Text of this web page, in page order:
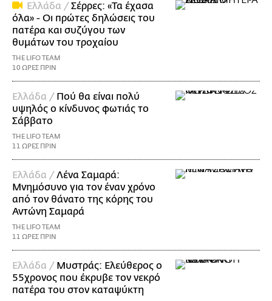
Ελλάδα / Σέρρες: «Τα έχασα
όλα» - Οι πρώτες δηλώσεις του
πατέρα και συζύγου των
θυμάτων του τροχαίου
THE LIFO TEAM
10 ΩΡΕΣ ΠΡΙΝ
Ελλάδα / Πού θα είναι πολύ
υψηλός ο κίνδυνος φωτιάς το
Σάββατο
THE LIFO TEAM
11 ΩΡΕΣ ΠΡΙΝ
Ελλάδα / Λένα Σαμαρά:
Μνημόσυνο για τον έναν χρόνο
από τον θάνατο της κόρης του
Αντώνη Σαμαρά
THE LIFO TEAM
11 ΩΡΕΣ ΠΡΙΝ
Ελλάδα / Μυστράς: Ελεύθερος ο
55χρονος που έκρυβε τον νεκρό
πατέρα του στον καταψύκτη